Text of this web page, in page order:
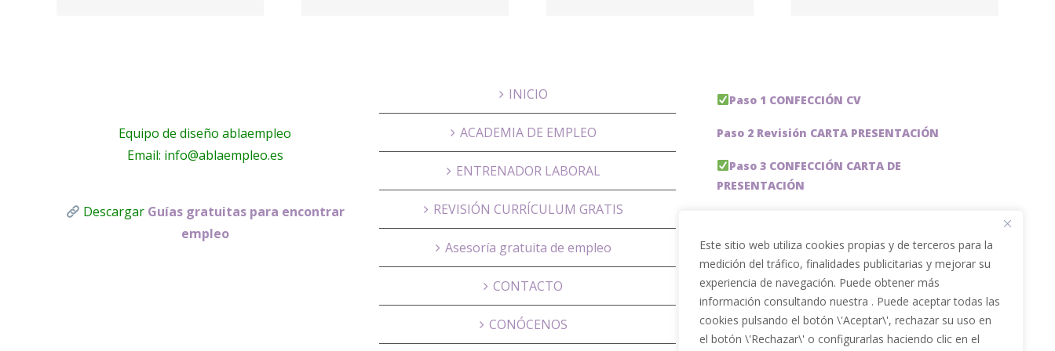
Este sitio web utiliza cookies propias y de terceros para la
medición del tráfico, finalidades publicitarias y mejorar su
experiencia de navegación. Puede obtener más
información consultando nuestra . Puede aceptar todas las
cookies pulsando el botón \'Aceptar\', rechazar su uso en
el botón \'Rechazar\' o configurarlas haciendo clic en el
Equipo de diseño ablaempleo
Email: info@ablaempleo.es
Descargar Guías gratuitas para encontrar
empleo
INICIO
ACADEMIA DE EMPLEO
ENTRENADOR LABORAL
REVISIÓN CURRÍCULUM GRATIS
Asesoría gratuita de empleo
CONTACTO
CONÓCENOS
Paso 1 CONFECCIÓN CV
Paso 2 Revisión CARTA PRESENTACIÓN
Paso 3 CONFECCIÓN CARTA DE
PRESENTACIÓN
Paso 5 OPTIMIZACIÓN PERFIL LINKEDIN
PACKS DE AHORRO
JOBAI, ASISTENTE DE IA PARA BUSCAR EMPLEO